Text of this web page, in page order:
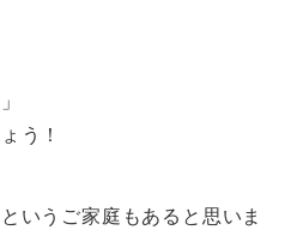
う！
いうご家庭もあると思いま